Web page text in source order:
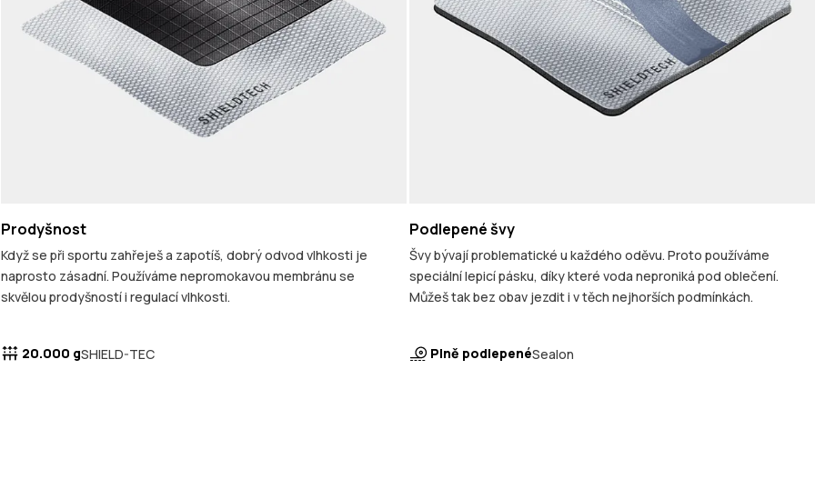
Prodyšnost
Když se při sportu zahřeješ a zapotíš, dobrý odvod vlhkosti je
naprosto zásadní. Používáme nepromokavou membránu se
skvělou prodyšností i regulací vlhkosti.
20.000 gSHIELD-TEC
Podlepené švy
Švy bývají problematické u každého oděvu. Proto používáme
speciální lepicí pásku, díky které voda neproniká pod oblečení.
Můžeš tak bez obav jezdit i v těch nejhorších podmínkách.
Plně podlepenéSealon